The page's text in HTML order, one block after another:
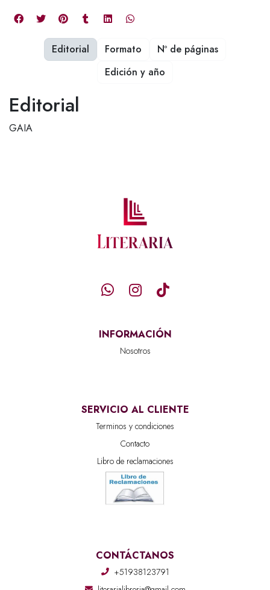
Editorial
GAIA
Editorial Formato
Nº de páginas
Edición y año
INFORMACIÓN
Nosotros
SERVICIO AL CLIENTE
Terminos y condiciones
Contacto
Libro de reclamaciones
CONTÁCTANOS
+51938123791